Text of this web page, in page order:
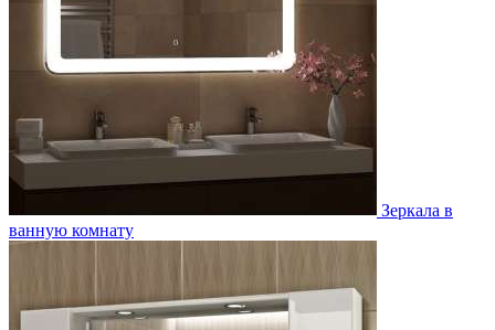
Зеркала в
ванную комнату